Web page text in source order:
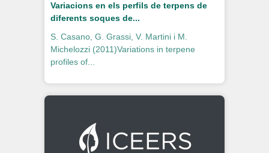
Variacions en els perfils de terpens de
diferents soques de...
S. Casano, G. Grassi, V. Martini i M.
Michelozzi (2011)Variations in terpene
profiles of...